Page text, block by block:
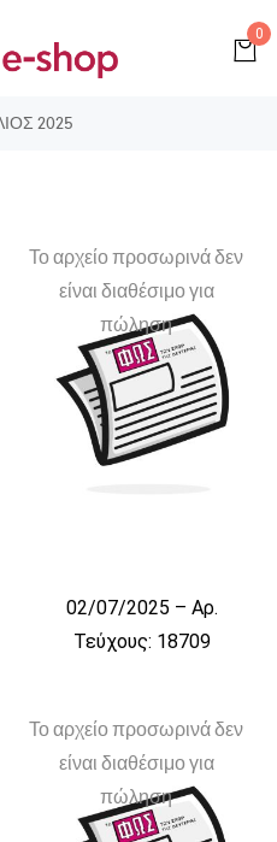
0
2025
Το αρχείο προσωρινά δεν
είναι διαθέσιμο για
πώληση
02/07/2025 – Αρ.
Τεύχους: 18709
Το αρχείο προσωρινά δεν
είναι διαθέσιμο για
πώληση